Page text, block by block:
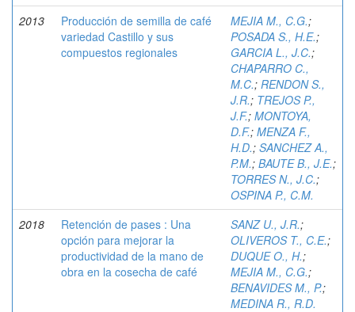
2013
Producción de semilla de café
variedad Castillo y sus
compuestos regionales
MEJIA M., C.G.;
POSADA S., H.E.;
GARCIA L., J.C.;
CHAPARRO C.,
M.C.; RENDON S.,
J.R.; TREJOS P.,
J.F.; MONTOYA,
D.F.; MENZA F.,
H.D.; SANCHEZ A.,
P.M.; BAUTE B., J.E.;
TORRES N., J.C.;
OSPINA P., C.M.
2018
Retención de pases : Una
opción para mejorar la
productividad de la mano de
obra en la cosecha de café
SANZ U., J.R.;
OLIVEROS T., C.E.;
DUQUE O., H.;
MEJIA M., C.G.;
BENAVIDES M., P.;
MEDINA R., R.D.